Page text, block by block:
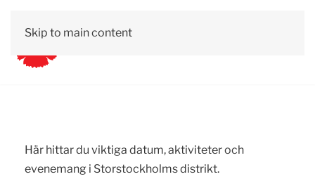
Skip to main content
Här hittar du viktiga datum, aktiviteter och
evenemang i Storstockholms distrikt.